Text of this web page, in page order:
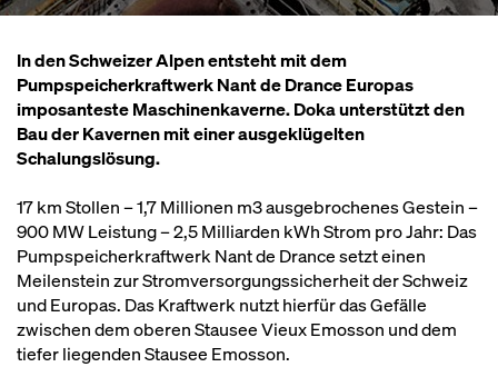
In den Schweizer Alpen entsteht mit dem
Pumpspeicherkraftwerk Nant de Drance Europas
imposanteste Maschinenkaverne. Doka unterstützt den
Bau der Kavernen mit einer ausgeklügelten
Schalungslösung.
17 km Stollen – 1,7 Millionen m3 ausgebrochenes Gestein –
900 MW Leistung – 2,5 Milliarden kWh Strom pro Jahr: Das
Pumpspeicherkraftwerk Nant de Drance setzt einen
Meilenstein zur Stromversorgungssicherheit der Schweiz
und Europas. Das Kraftwerk nutzt hierfür das Gefälle
zwischen dem oberen Stausee Vieux Emosson und dem
tiefer liegenden Stausee Emosson.